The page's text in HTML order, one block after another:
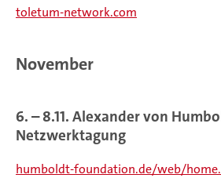
toletum-network.com
November
6. – 8.11. Alexander von
Netzwerktagung
humboldt-foundation.de/web/